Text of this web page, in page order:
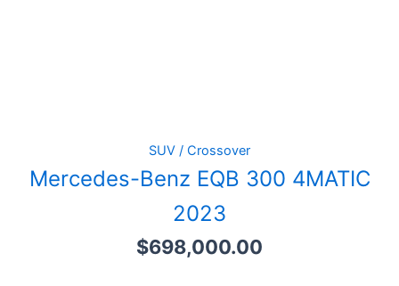
SUV / Crossover
Mercedes-Benz EQB 300 4MATIC
2023
$698,000.00